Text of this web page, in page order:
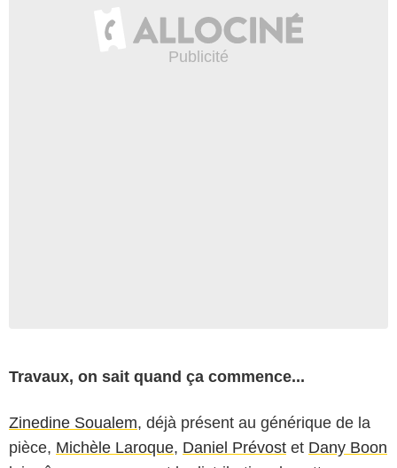
Travaux, on sait quand ça commence...
Zinedine Soualem, déjà présent au générique de la
pièce, Michèle Laroque, Daniel Prévost et Dany Boon